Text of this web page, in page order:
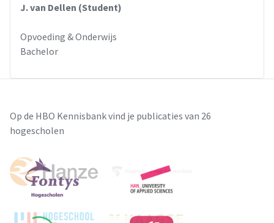
J. van Dellen (Student)
Opvoeding & Onderwijs
Bachelor
Op de HBO Kennisbank vind je publicaties van 26
hogescholen